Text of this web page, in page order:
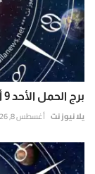
برج الحمل الأحد 9 أغسطس 2026: شرارة قيادة ونجاح مبهر
يلا نيوز نت أغسطس 8, 2026